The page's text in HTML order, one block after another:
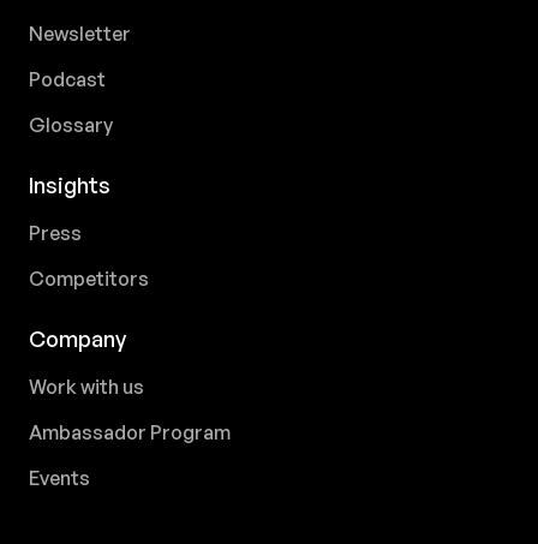
Newsletter
Podcast
Glossary
Insights
Press
Competitors
Company
Work with us
Ambassador Program
Events